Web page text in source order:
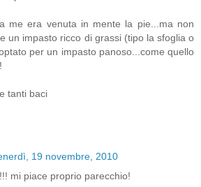
me era venuta in mente la pie...ma non
un impasto ricco di grassi (tipo la sfoglia o
per un impasto panoso...come quello
tanti baci
19 novembre, 2010
mi piace proprio parecchio!